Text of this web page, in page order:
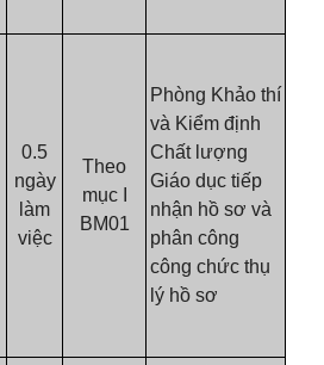
0.5
ngày
làm
việc
Theo
mục I
BM01
Phòng Khảo thí
và Kiểm định
Chất lượng
Giáo dục tiếp
nhận hồ sơ và
phân công
công chức thụ
lý hồ sơ